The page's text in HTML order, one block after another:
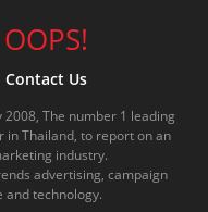
t
a
g
r
a
t
o
k
.
c
OOPS!
Contact Us
The number 1 leading
in Thailand, to report on an
industry.
advertising, campaign
and technology.